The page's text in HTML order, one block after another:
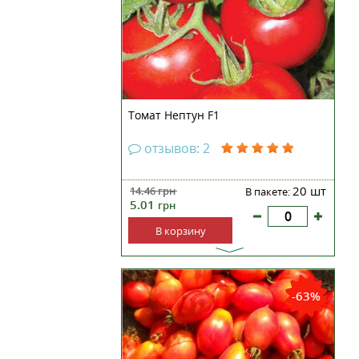
Томат Нептун F1
отзывов: 2
14.46грн
5.01 грн
В пакете:20 шт
В корзину
-63%
Ранний сорт, куст высотой 70 см,
плод-красная слива с носиком
массой 70 г. Хороший
урожайный сорт.